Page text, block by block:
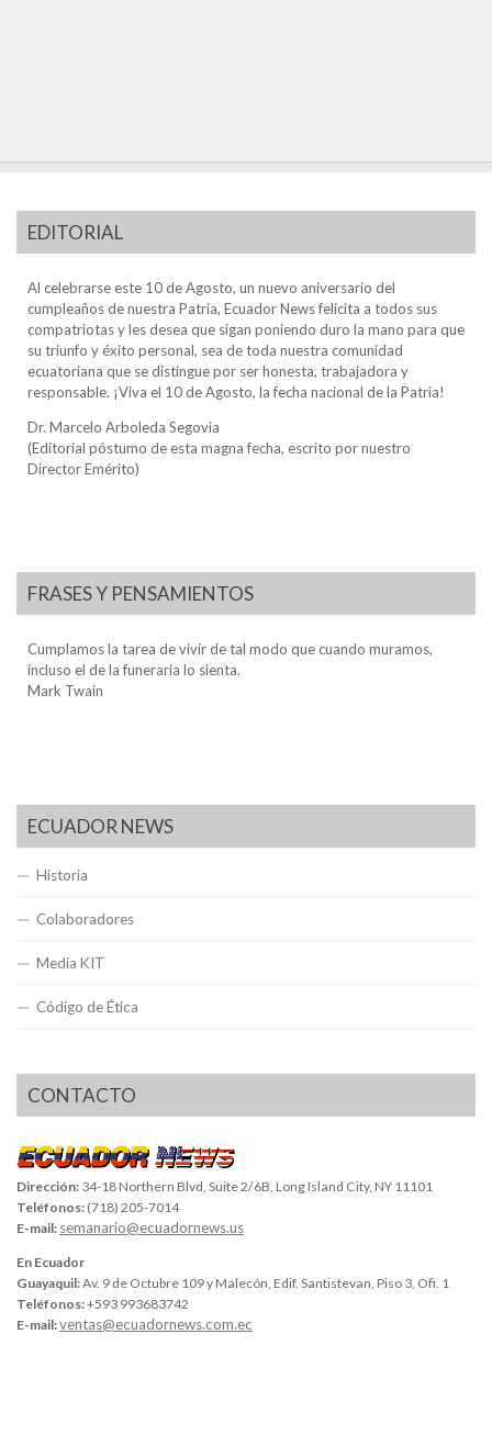
EDITORIAL
Al celebrarse este 10 de Agosto, un nuevo aniversario del
cumpleaños de nuestra Patria, Ecuador News felicita a todos sus
compatriotas y les desea que sigan poniendo duro la mano para que
su triunfo y éxito personal, sea de toda nuestra comunidad
ecuatoriana que se distingue por ser honesta, trabajadora y
responsable. ¡Viva el 10 de Agosto, la fecha nacional de la Patria!
Dr. Marcelo Arboleda Segovia
(Editorial póstumo de esta magna fecha, escrito por nuestro
Director Emérito)
FRASES Y PENSAMIENTOS
Cumplamos la tarea de vivir de tal modo que cuando muramos,
incluso el de la funeraria lo sienta.
Mark Twain
ECUADOR NEWS
Historia
Colaboradores
Media KIT
Código de Ética
CONTACTO
Dirección: 34-18 Northern Blvd, Suite 2/6B, Long Island City, NY 11101
Teléfonos: (718) 205-7014
E-mail: semanario@ecuadornews.us
En Ecuador
Guayaquil:Av. 9 de Octubre 109 y Malecón, Edif. Santistevan, Piso 3, Ofi. 1
Teléfonos:+593 993683742
E-mail:ventas@ecuadornews.com.ec